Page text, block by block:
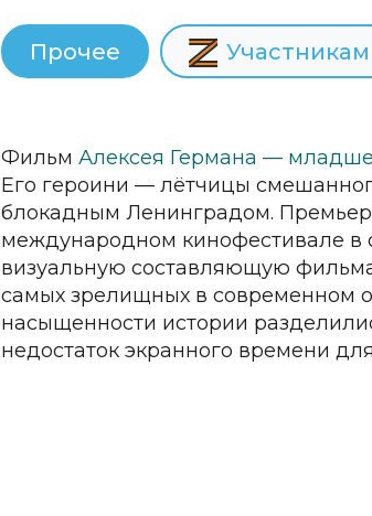
Прочее
Фильм Алексея Германа —
Его героини — лётчицы
блокадным Ленинградом.
международном кинофестивале в
визуальную составляющую
самых зрелищных в современном
насыщенности истории
недостаток экранного времени